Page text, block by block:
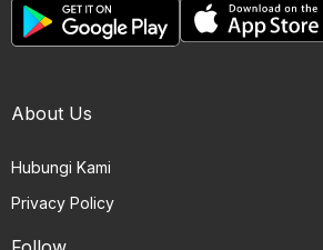
About Us
Hubungi Kami
Privacy Policy